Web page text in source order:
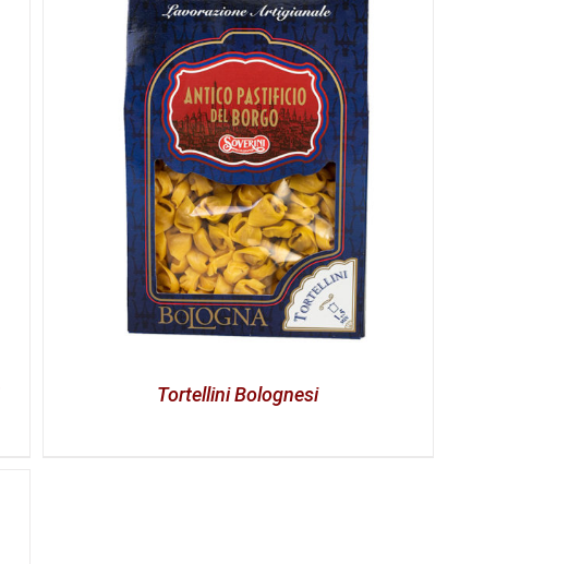
Tortellini Bolognesi